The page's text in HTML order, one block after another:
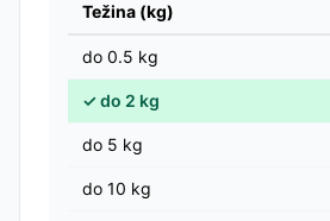
Težina (kg)
do 0.5 kg
✓do 2 kg
do 5 kg
do 10 kg